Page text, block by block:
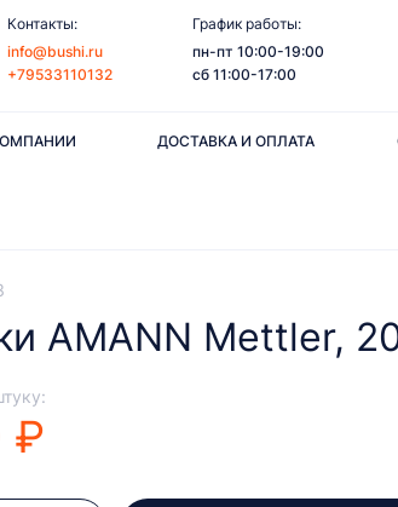
Контакты:
info@bushi.ru
+79533110132
График работы:
пн-пт 10:00-19:00
сб 11:00-17:00
ДОСТАВКА И ОПЛАТА
AMANN Mettler,
₽